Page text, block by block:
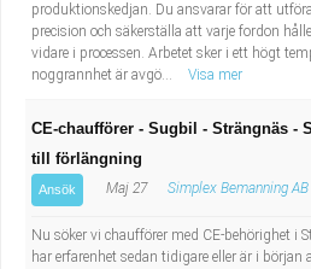
produktionskedjan. Du ansvarar för att
precision och säkerställa att varje fordon
vidare i processen. Arbetet sker i ett högt
noggrannhet är avgö...
Visa mer
CE-chaufförer - Sugbil - Strängnäs -
till förlängning
Ansök Maj 27 Simplex Bemanning AB
Nu söker vi chaufförer med CE-behörighet i
har erfarenhet sedan tidigare eller är i